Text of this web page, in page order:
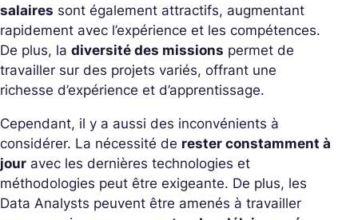
salaires sont également attractifs, augmentant
rapidement avec l’expérience et les compétences.
De plus, la diversité des missions permet de
travailler sur des projets variés, offrant une
richesse d’expérience et d’apprentissage.
Cependant, il y a aussi des inconvénients à
considérer. La nécessité de rester constamment à
jour avec les dernières technologies et
méthodologies peut être exigeante. De plus, les
Data Analysts peuvent être amenés à travailler